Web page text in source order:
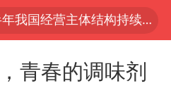
《披荆斩棘》
白海豚预计将在浙江苍南到三门一带登陆
青春的调味剂